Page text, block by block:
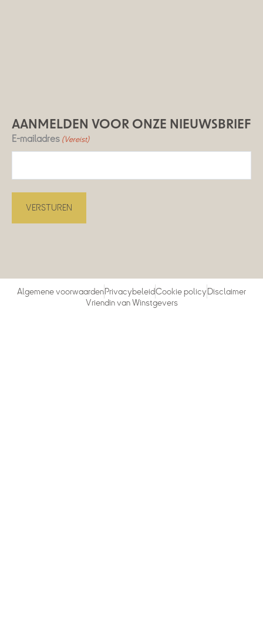
AANMELDEN VOOR ONZE NIEUWSBRIEF
E-mailadres (Vereist)
Algemene voorwaardenPrivacybeleidCookie policyDisclaimer
Vriendin van Winstgevers